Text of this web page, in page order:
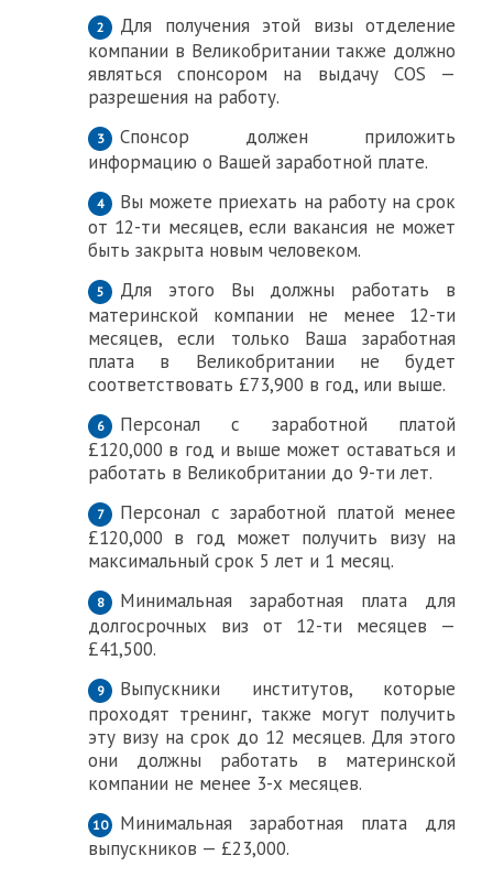
Для получения этой визы отделение
компании в Великобритании также должно
являться спонсором на выдачу COS —
разрешения на работу.
Спонсор должен приложить
информацию о Вашей заработной плате.
Вы можете приехать на работу на срок
от 12-ти месяцев, если вакансия не может
быть закрыта новым человеком.
Для этого Вы должны работать в
материнской компании не менее 12-ти
месяцев, если только Ваша заработная
плата в Великобритании не будет
соответствовать £73,900 в год, или выше.
Персонал с заработной платой
£120,000 в год и выше может оставаться и
работать в Великобритании до 9-ти лет.
Персонал с заработной платой менее
£120,000 в год может получить визу на
максимальный срок 5 лет и 1 месяц.
Минимальная заработная плата для
долгосрочных виз от 12-ти месяцев —
£41,500.
Выпускники институтов, которые
проходят тренинг, также могут получить
эту визу на срок до 12 месяцев. Для этого
они должны работать в материнской
компании не менее 3-х месяцев.
Минимальная заработная плата для
выпускников — £23,000.